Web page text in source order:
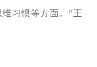
习惯等方面。”王